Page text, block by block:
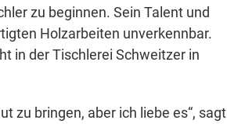
zu beginnen. Sein Talent und
Holzarbeiten unverkennbar.
in der Tischlerei Schweitzer in
zu bringen, aber ich liebe es“, sagt